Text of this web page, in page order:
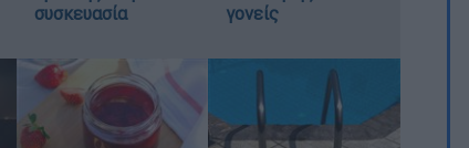
συσκευασία
γονείς